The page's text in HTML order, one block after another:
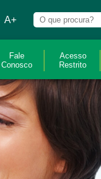
A+
Fale
Conosco
Acesso
Restrito